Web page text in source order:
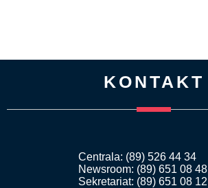
KONTAKT
Centrala: (89) 526 44 34
Newsroom: (89) 651 08 48
Sekretariat: (89) 651 08 12